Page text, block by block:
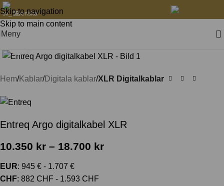
Skip to navigation
Skip to main content
Svenska
Meny
Hem Kablar Digitala kablar XLR Digitalkablar
Entreq Argo digitalkabel XLR
10.350 kr – 18.700 kr
EUR: 945 € - 1.707 €
CHF: 882 CHF - 1.593 CHF